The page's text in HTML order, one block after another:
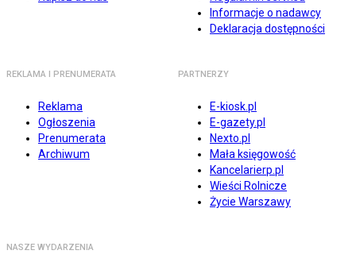
Informacje o nadawcy
Deklaracja dostępności
REKLAMA I PRENUMERATA
Reklama
Ogłoszenia
Prenumerata
Archiwum
PARTNERZY
E-kiosk.pl
E-gazety.pl
Nexto.pl
Mała księgowość
Kancelarierp.pl
Wieści Rolnicze
Życie Warszawy
NASZE WYDARZENIA